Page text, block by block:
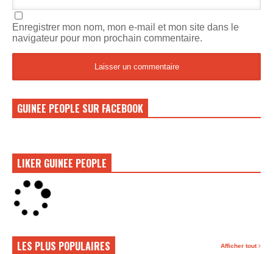
Enregistrer mon nom, mon e-mail et mon site dans le
navigateur pour mon prochain commentaire.
GUINEE PEOPLE SUR FACEBOOK
LIKER GUINEE PEOPLE
LES PLUS POPULAIRES Afficher tout